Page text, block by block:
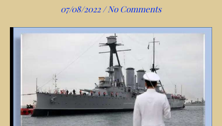
07/08/2022 / No Comments